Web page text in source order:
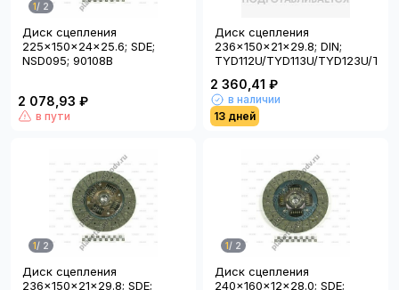
1/ 2
Диск сцепления
225x150x24x25.6; SDE;
NSD095; 90108B
2 078,93 ₽
в пути
Диск сцепления
236x150x21x29.8; DIN;
TYD112U/TYD113U/TYD123U/
2 360,41 ₽
в наличии
13 дней
1/ 2
Диск сцепления
236x150x21x29.8; SDE;
1/ 2
Диск сцепления
240x160x12x28.0; SDE;